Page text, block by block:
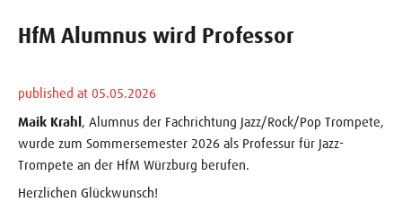
HfM Alumnus wird Professor
published at 05.05.2026
Maik Krahl , Alumnus der Fachrichtung Jazz/Rock/Pop Trompete,
wurde zum Sommersemester 2026 als Professur für Jazz-
Trompete an der HfM Würzburg berufen.
Herzlichen Glückwunsch!